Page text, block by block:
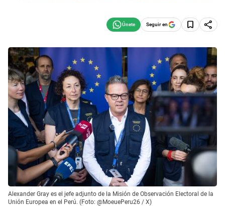
Seguir en
Alexander Gray es el jefe adjunto de la Misión de Observación Electoral de la
Unión Europea en el Perú. (Foto: @MoeuePeru26 / X)